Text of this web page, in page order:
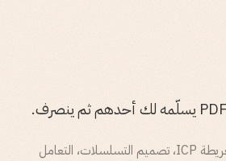
إنه منظومة حية. رسم خريطة ICP، تصميم التسلسلات، التعامل